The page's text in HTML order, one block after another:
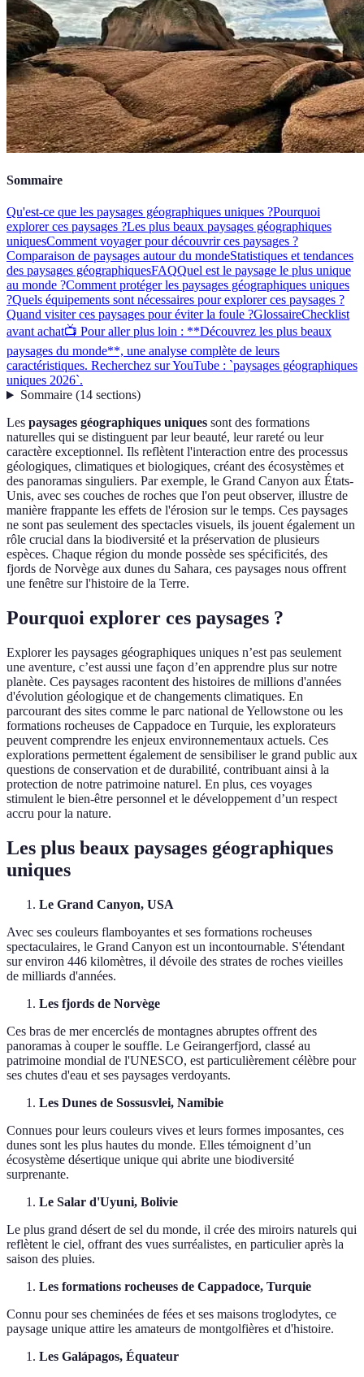
Sommaire
Qu'est-ce que les paysages géographiques uniques ?Pourquoi
explorer ces paysages ?Les plus beaux paysages géographiques
uniquesComment voyager pour découvrir ces paysages ?
Comparaison de paysages autour du mondeStatistiques et tendances
des paysages géographiquesFAQQuel est le paysage le plus unique
au monde ?Comment protéger les paysages géographiques uniques
?Quels équipements sont nécessaires pour explorer ces paysages ?
Quand visiter ces paysages pour éviter la foule ?GlossaireChecklist
avant achat📺 Pour aller plus loin : **Découvrez les plus beaux
paysages du monde**, une analyse complète de leurs
caractéristiques. Recherchez sur YouTube : `paysages géographiques
uniques 2026`.
Sommaire(14 sections)
Les paysages géographiques uniques sont des formations
naturelles qui se distinguent par leur beauté, leur rareté ou leur
caractère exceptionnel. Ils reflètent l'interaction entre des processus
géologiques, climatiques et biologiques, créant des écosystèmes et
des panoramas singuliers. Par exemple, le Grand Canyon aux États-
Unis, avec ses couches de roches que l'on peut observer, illustre de
manière frappante les effets de l'érosion sur le temps. Ces paysages
ne sont pas seulement des spectacles visuels, ils jouent également un
rôle crucial dans la biodiversité et la préservation de plusieurs
espèces. Chaque région du monde possède ses spécificités, des
fjords de Norvège aux dunes du Sahara, ces paysages nous offrent
une fenêtre sur l'histoire de la Terre.
Pourquoi explorer ces paysages ?
Explorer les paysages géographiques uniques n’est pas seulement
une aventure, c’est aussi une façon d’en apprendre plus sur notre
planète. Ces paysages racontent des histoires de millions d'années
d'évolution géologique et de changements climatiques. En
parcourant des sites comme le parc national de Yellowstone ou les
formations rocheuses de Cappadoce en Turquie, les explorateurs
peuvent comprendre les enjeux environnementaux actuels. Ces
explorations permettent également de sensibiliser le grand public aux
questions de conservation et de durabilité, contribuant ainsi à la
protection de notre patrimoine naturel. En plus, ces voyages
stimulent le bien-être personnel et le développement d’un respect
accru pour la nature.
Les plus beaux paysages géographiques
uniques
Le Grand Canyon, USA
Avec ses couleurs flamboyantes et ses formations rocheuses
spectaculaires, le Grand Canyon est un incontournable. S'étendant
sur environ 446 kilomètres, il dévoile des strates de roches vieilles
de milliards d'années.
Les fjords de Norvège
Ces bras de mer encerclés de montagnes abruptes offrent des
panoramas à couper le souffle. Le Geirangerfjord, classé au
patrimoine mondial de l'UNESCO, est particulièrement célèbre pour
ses chutes d'eau et ses paysages verdoyants.
Les Dunes de Sossusvlei, Namibie
Connues pour leurs couleurs vives et leurs formes imposantes, ces
dunes sont les plus hautes du monde. Elles témoignent d’un
écosystème désertique unique qui abrite une biodiversité
surprenante.
Le Salar d'Uyuni, Bolivie
Le plus grand désert de sel du monde, il crée des miroirs naturels qui
reflètent le ciel, offrant des vues surréalistes, en particulier après la
saison des pluies.
Les formations rocheuses de Cappadoce, Turquie
Connu pour ses cheminées de fées et ses maisons troglodytes, ce
paysage unique attire les amateurs de montgolfières et d'histoire.
Les Galápagos, Équateur